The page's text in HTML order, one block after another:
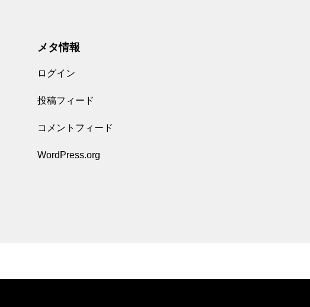
メタ情報
ログイン
投稿フィード
コメントフィード
WordPress.org